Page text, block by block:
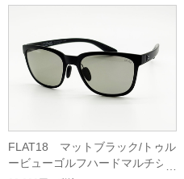
FLAT18 マットブラック/トゥル
ービューゴルフハードマルチシ